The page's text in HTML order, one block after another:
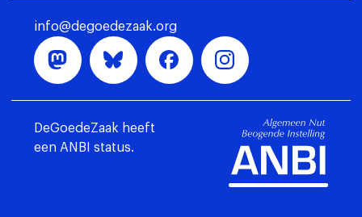
info@degoedezaak.org
DeGoedeZaak heeft
een ANBI status.